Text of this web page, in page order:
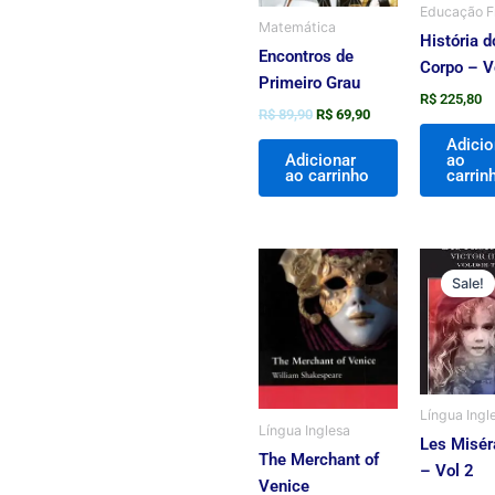
Matemática
Encontros de
Primeiro Grau
R$89,90 R$ 69,90
Adicionar
ao carrinho
Educação
História
Corpo –
R$ 225,80
ao
Língua Inglesa
The Merchant of
Venice
Sale!
Língua
Les
– Vol 2
O